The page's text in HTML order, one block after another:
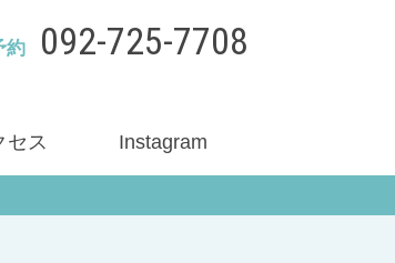
約 092-725-7708
セス Instagram